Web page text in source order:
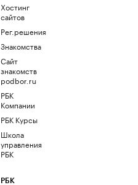
Хостинг
сайтов
Рег.решения
Знакомства
Сайт
знакомств
podbor.ru
РБК
Компании
РБК Курсы
Школа
управления
РБК
РБК